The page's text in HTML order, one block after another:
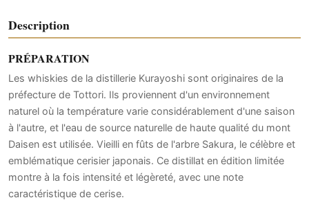
Description
PRÉPARATION
Les whiskies de la distillerie Kurayoshi sont originaires de la
préfecture de Tottori. Ils proviennent d'un environnement
naturel où la température varie considérablement d'une saison
à l'autre, et l'eau de source naturelle de haute qualité du mont
Daisen est utilisée. Vieilli en fûts de l'arbre Sakura, le célèbre et
emblématique cerisier japonais. Ce distillat en édition limitée
montre à la fois intensité et légèreté, avec une note
caractéristique de cerise.